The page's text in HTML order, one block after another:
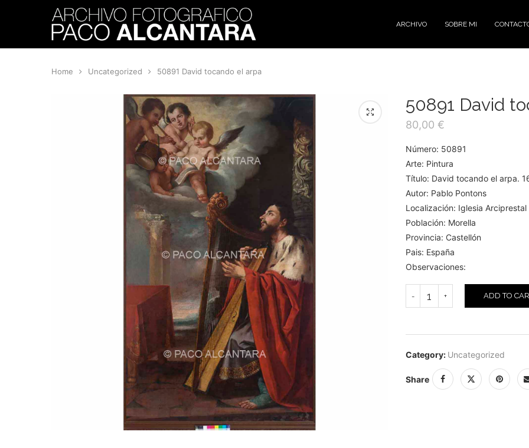
ARCHIVO SOBRE MI
Home Uncategorized 50891 David tocando el arpa
50891 David
80,00 €
Número: 50891
Arte: Pintura
Título: David tocando el arpa.
Autor: Pablo Pontons
Localización: Iglesia
Población: Morella
Provincia: Castellón
Pais: España
Observaciones:
ADD TO
Category: Uncategorized
Share